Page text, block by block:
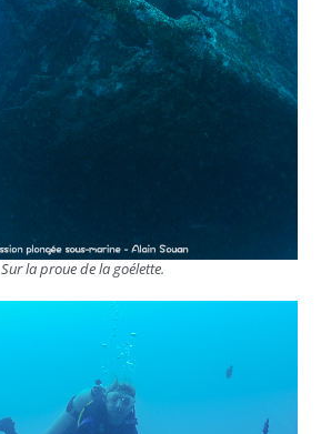
Sur la proue de la goélette.